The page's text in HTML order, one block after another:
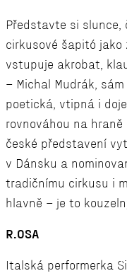
Představte si slunce,
cirkusové šapitó jako
vstupuje akrobat,
– Michal Mudrák,
poetická, vtipná i
rovnováhou na
české představení
v Dánsku a
tradičnímu cirkusu i
hlavně – je to
R.OSA
Italská performerka